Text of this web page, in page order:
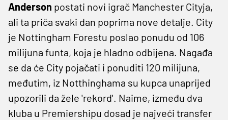
Anderson postati novi igrač Manchester Cityja,
ali ta priča svaki dan poprima nove detalje. City
je Nottingham Forestu poslao ponudu od 106
milijuna funta, koja je hladno odbijena. Nagađa
se da će City pojačati i ponuditi 120 milijuna,
međutim, iz Notthinghama su kupca unaprijed
upozorili da žele 'rekord'. Naime, između dva
kluba u Premiershipu dosad je najveći transfer